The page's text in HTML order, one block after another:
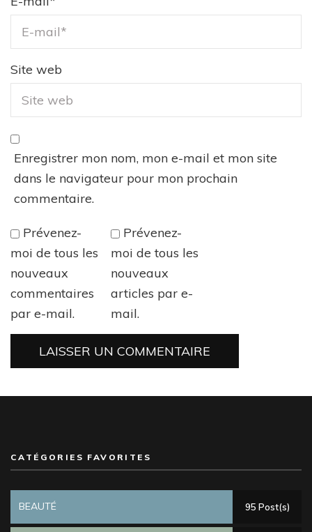
Site web
Enregistrer mon nom, mon e-mail et mon site
dans le navigateur pour mon prochain
commentaire.
Prévenez-
moi de tous les
nouveaux
commentaires
par e-mail.
Prévenez-
moi de tous les
nouveaux
articles par e-
mail.
CATÉGORIES FAVORITES
BEAUTÉ 95 Post(s)